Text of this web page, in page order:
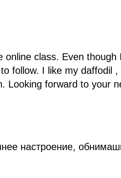
class. Even
follow. I like my daffodil
Looking forward to your
настроение,